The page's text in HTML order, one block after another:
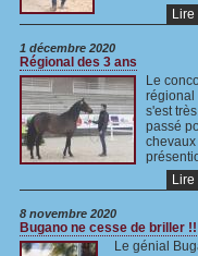
1 décembre 2020
Régional des 3 ans
Le
régional
s'est
passé
8 novembre 2020
Bugano ne cesse de briller
Le génial